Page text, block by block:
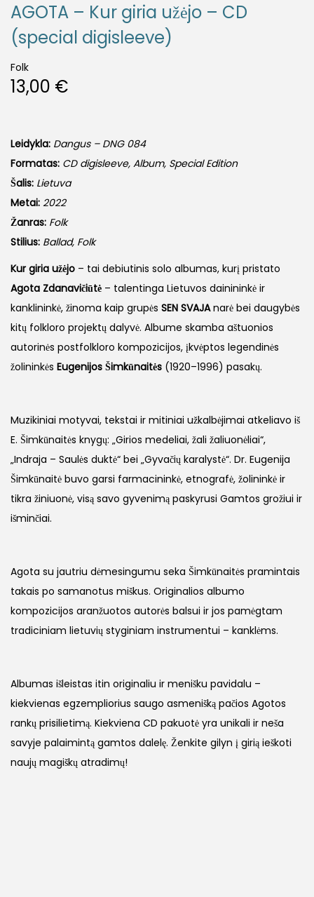
AGOTA – Kur giria užėjo – CD
(special digisleeve)
Folk
13,00 €
Leidykla: Dangus – DNG 084
Formatas: CD digisleeve, Album, Special Edition
Šalis: Lietuva
Metai: 2022
Žanras: Folk
Stilius: Ballad, Folk
Kur giria užėjo – tai debiutinis solo albumas, kurį pristato
Agota Zdanavičiūtė – talentinga Lietuvos dainininkė ir
kanklininkė, žinoma kaip grupės SEN SVAJAnarė bei daugybės
kitų folkloro projektų dalyvė. Albume skamba aštuonios
autorinės postfolkloro kompozicijos, įkvėptos legendinės
žolininkės Eugenijos Šimkūnaitės (1920–1996) pasakų.
Muzikiniai motyvai, tekstai ir mitiniai užkalbėjimai atkeliavo iš
E. Šimkūnaitės knygų: „Girios medeliai, žali žaliuonėliai“,
„Indraja – Saulės duktė“ bei „Gyvačių karalystė“. Dr. Eugenija
Šimkūnaitė buvo garsi farmacininkė, etnografė, žolininkė ir
tikra žiniuonė, visą savo gyvenimą paskyrusi Gamtos grožiui ir
išminčiai.
Agota su jautriu dėmesingumu seka Šimkūnaitės pramintais
takais po samanotus miškus. Originalios albumo
kompozicijos aranžuotos autorės balsui ir jos pamėgtam
tradiciniam lietuvių styginiam instrumentui – kanklėms.
Albumas išleistas itin originaliu ir menišku pavidalu –
kiekvienas egzempliorius saugo asmenišką pačios Agotos
rankų prisilietimą. Kiekviena CD pakuotė yra unikali ir neša
savyje palaimintą gamtos dalelę. Ženkite gilyn į girią ieškoti
naujų magiškų atradimų!